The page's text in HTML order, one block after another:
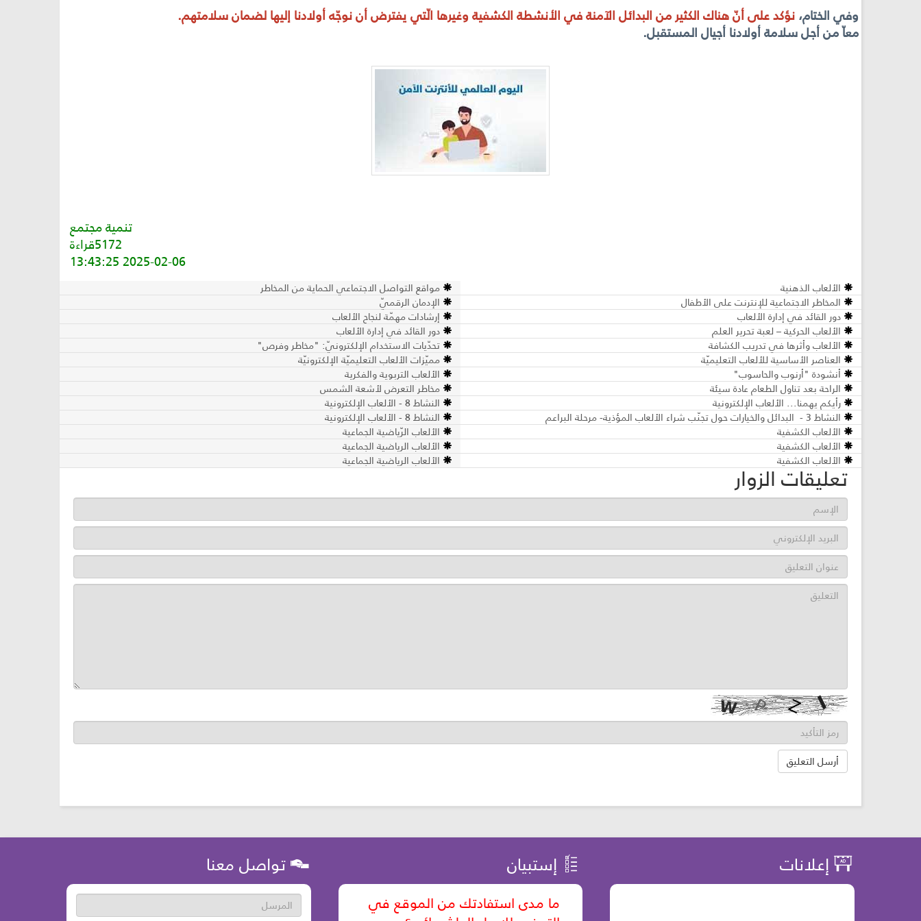
وفي الختام، نؤكد على أنّ هناك الكثير من البدائل الآمنة في الأنشطة الكشفية وغيرها الّتي يفترض أن نوجّه أولادنا إليها لضمان سلامتهم.
معاّ من أجل سلامة أولادنا أجيال المستقبل.
تنمية مجتمع
5172قراءة
2025-02-06 13:43:25
الألعاب الذهنية
مواقع التواصل الاجتماعي الحماية من المخاطر
المخاطر الاجتماعية للإنترنت على الأطفال
الإدمان الرقميّ
دور القائد في إدارة الألعاب
إرشادات مهمّة لنجاح الألعاب
الألعاب الحركية – لعبة تحرير العلم
دور القائد في إدارة الألعاب
الألعاب وأثرها في تدريب الكشافة
تحدّيات الاستخدام الإلكترونيّ: "مخاطر وفرص"
العناصر الأساسية للألعاب التعليميّة
مميّزات الألعاب التعليميّة الإلكترونيّة
أنشودة "أرنوب والحاسوب"
الألعاب التربوية والفكرية
الراحة بعد تناول الطعام عادة سيئة
مخاطر التعرض لأشعة الشمس
رأيكم يهمنا... الألعاب الإلكترونية
النشاط 8 - الألعاب الإلكترونية
النشاط 3 - البدائل والخيارات حول تجنّب شراء الألعاب المؤذية- مرحلة البراعم
النشاط 8 - الألعاب الإلكترونية
الألعاب الكشفية
الألعاب الرّياضية الجماعية
الألعاب الكشفية
الألعاب الرياضية الجماعية
الألعاب الكشفية
الألعاب الرياضية الجماعية
تعليقات الزوار
إعلانات إستبيان تواصل معنا